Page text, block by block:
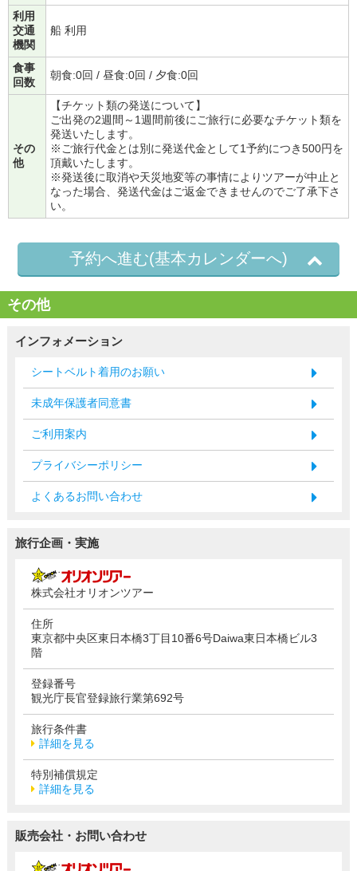
利用
交通
機関
船 利用
食事
回数
朝食:0回 / 昼食:0回 / 夕食:0回
その
他
【チケット類の発送について】
ご出発の2週間～1週間前後にご旅行に必要なチケット類を
発送いたします。
※ご旅行代金とは別に発送代金として1予約につき500円を
頂戴いたします。
※発送後に取消や天災地変等の事情によりツアーが中止と
なった場合、発送代金はご返金できませんのでご了承下さ
い。
予約へ進む(基本カレンダーへ)
その他
インフォメーション
シートベルト着用のお願い
未成年保護者同意書
ご利用案内
プライバシーポリシー
よくあるお問い合わせ
旅行企画・実施
株式会社オリオンツアー
住所
東京都中央区東日本橋3丁目10番6号Daiwa東日本橋ビル3
階
登録番号
観光庁長官登録旅行業第692号
旅行条件書
詳細を見る
特別補償規定
詳細を見る
販売会社・お問い合わせ